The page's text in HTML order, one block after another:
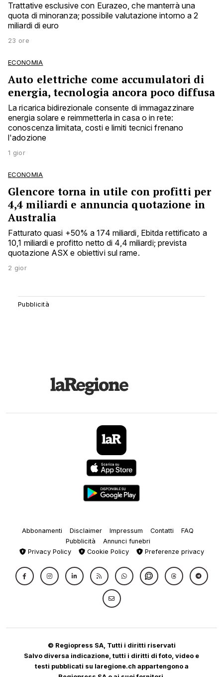
Trattative esclusive con Eurazeo, che manterrà una
quota di minoranza; possibile valutazione intorno a 2
miliardi di euro
23 ore
ECONOMIA
Auto elettriche come accumulatori di
energia, tecnologia ancora poco diffusa
La ricarica bidirezionale consente di immagazzinare
energia solare e reimmetterla in casa o in rete:
conoscenza limitata, costi e limiti tecnici frenano
l'adozione
1 gior
ECONOMIA
Glencore torna in utile con profitti per
4,4 miliardi e annuncia quotazione in
Australia
Fatturato quasi +50% a 174 miliardi, Ebitda rettificato a
10,1 miliardi e profitto netto di 4,4 miliardi; prevista
quotazione ASX e obiettivi sul rame.
2 gior
Abbonamenti Disclaimer Impressum Contatti
FAQ
Pubblicità
Annunci funebri
Privacy Policy
Cookie Policy Preferenze privacy
© Regiopress SA, Tutti i diritti riservati
Salvo diversa indicazione, tutti i diritti di foto, video e
testi pubblicati su laregione.ch appartengono a